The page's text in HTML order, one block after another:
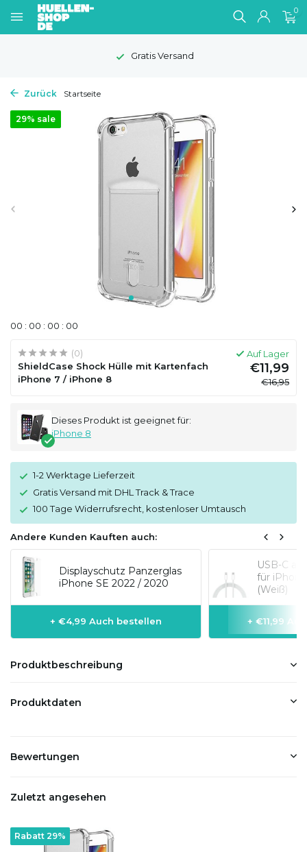
0
Gratis Versand
Zurück Startseite
29% sale
00 : 00 : 00 : 00
(0)
ShieldCase Shock Hülle mit Kartenfach
iPhone 7 / iPhone 8
Auf Lager
€11,99
€16,95
Dieses Produkt ist geeignet für:
iPhone 8
1-2 Werktage Lieferzeit
Gratis Versand mit DHL Track & Trace
100 Tage Widerrufsrecht, kostenloser Umtausch
Andere Kunden Kauften auch:
Displayschutz Panzerglas
iPhone SE 2022 / 2020
+ €4,99 Auch bestellen
USB-C
für
(Weiß)
+ €11,99
Produktbeschreibung
Produktdaten
Bewertungen
Zuletzt angesehen
Rabatt 29%